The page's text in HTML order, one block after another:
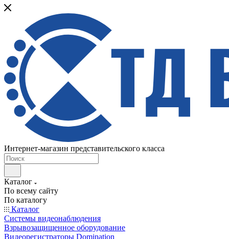
Интернет-магазин представительского класса
Каталог
По всему сайту
По каталогу
Каталог
Системы видеонаблюдения
Взрывозащищенное оборудование
Видеорегистраторы Domination